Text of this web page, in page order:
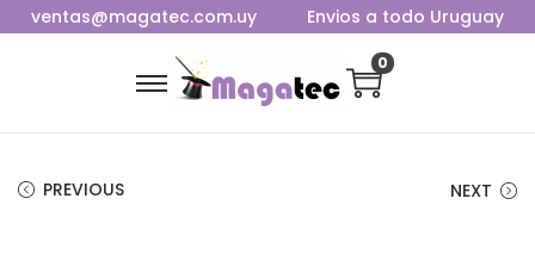
ventas@magatec.com.uy Envios a todo Uruguay
0
PREVIOUS NEXT